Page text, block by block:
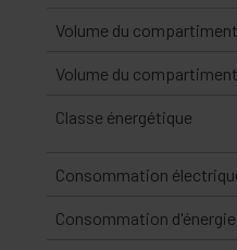
Volume du
Volume du
Classe énergétique
Consommation
Consommation